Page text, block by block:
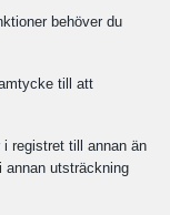
behöver du
till att
registret till annan än
annan utsträckning